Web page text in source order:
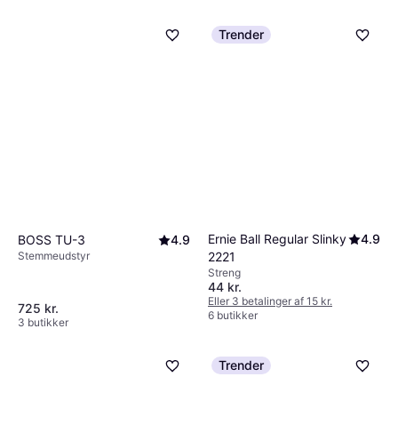
BOSS TU-3 4.9
Stemmeudstyr
725 kr.
3 butikker
Trender
Ernie Ball Regular Slinky
2221
4.9
Streng
44 kr.
Eller 3 betalinger af 15 kr.
6 butikker
Trender